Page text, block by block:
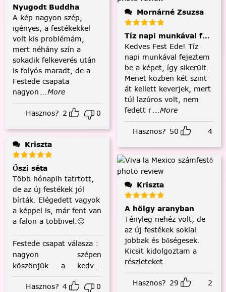
Nyugodt Buddha
A kép nagyon szép,
igényes, a festékekkel
volt kis problémám,
mert néhány szín a
sokadik felkeverés után
is folyós maradt, de a
Festede csapata
nagyon ...More
Hasznos? 2 0
Kriszta
Őszi séta
Több hónapih tatrtott,
de az új festékek jól
bírták. Elégedett vagyok
a képpel is, már fent van
a falon a többivel.🙂
Festede csapat válasza :
nagyon szépen
köszönjük a kedves
visszajelzést! :)
Hasznos? 4 0
Mornárné Zsuzsa
Tíz napi munkával
Kedves Fest Ede! Tíz
napi munkával fejeztem
be a képet, így sikerült.
Menet közben két szint
át kellett keverjek, mert
túl lazúros volt, nem
fedett r...More
Hasznos? 50 4
Kriszta
A hölgy aranyban
Tényleg nehéz volt, de
az új festékek soklal
jobbak és bőségesek.
Kicsit kidolgoztam a
részleteket.
Hasznos? 29 2